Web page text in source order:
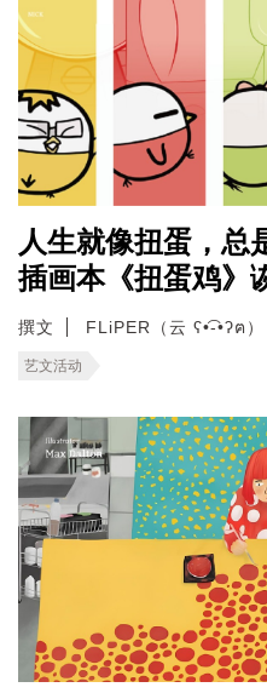
人生就像扭蛋，总
插画本《扭蛋鸡》
撰文 FLiPER（云 ʕ•͡-•ʔฅ）
艺文活动